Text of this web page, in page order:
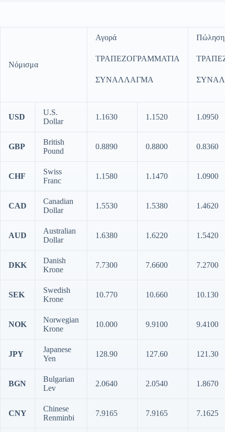
Νόμισμα
Αγορά
ΤΡΑΠΕΖΟΓΡΑΜΜΑΤΙΑ
ΣΥΝΑΛΛΑΓΜΑ
Πώληση
USD
U.S.
Dollar
1.1630 1.1520 1.0950
GBP
British
Pound
0.8890 0.8800 0.8360
CHF
Swiss
Franc
1.1580 1.1470 1.0900
CAD
Canadian
Dollar
1.5530 1.5380 1.4620
AUD
Australian
Dollar
1.6380 1.6220 1.5420
DKK
Danish
Krone
7.7300 7.6600 7.2700
SEK
Swedish
Krone
10.770 10.660 10.130
NOK
Norwegian
Krone
10.000 9.9100 9.4100
JPY
Japanese
Yen
128.90 127.60 121.30
BGN
Bulgarian
Lev
2.0640 2.0540 1.8670
CNY
Chinese
Renminbi
7.9165 7.9165 7.1625